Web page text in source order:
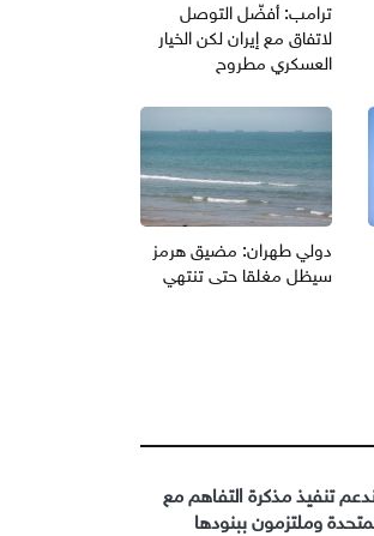
ترامب: أفضّل التوصل
لاتفاق مع إيران لكن الخيار
العسكري مطروح
دولي طهران: مضيق هرمز
سيظل مغلقا حتى تنتهي
تنفيذ مذكرة التفاهم مع
وملتزمون ببنودها